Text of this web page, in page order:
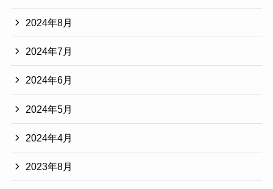
2024年8月
2024年7月
2024年6月
2024年5月
2024年4月
2023年8月